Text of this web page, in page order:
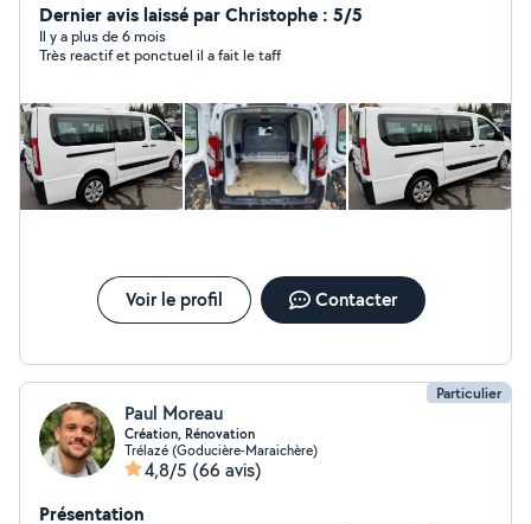
Dernier avis laissé par Christophe : 5/5
Il y a plus de 6 mois
Très reactif et ponctuel il a fait le taff
Voir le profil Contacter
Particulier
Paul Moreau
Création, Rénovation
Trélazé (Goducière-Maraichère)
4,8/5 (66 avis)
Présentation